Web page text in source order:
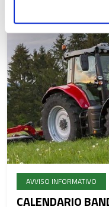
AVVISO INFORMATIVO
CALENDARIO